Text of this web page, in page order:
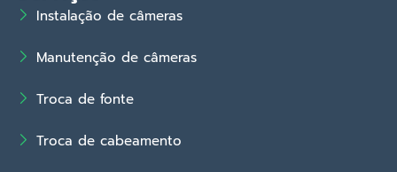
Instalação de câmeras
Manutenção de câmeras
Troca de fonte
Troca de cabeamento